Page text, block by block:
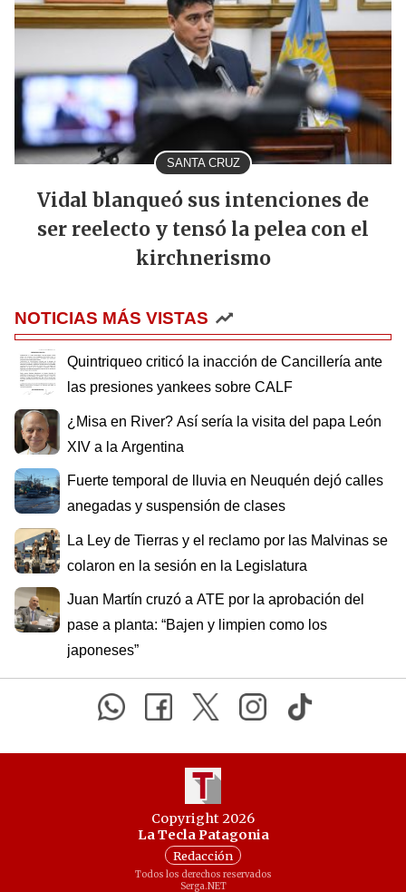
SANTA CRUZ
Vidal blanqueó sus intenciones de
ser reelecto y tensó la pelea con el
kirchnerismo
NOTICIAS MÁS VISTAS
Quintriqueo criticó la inacción de Cancillería ante
las presiones yankees sobre CALF
¿Misa en River? Así sería la visita del papa León
XIV a la Argentina
Fuerte temporal de lluvia en Neuquén dejó calles
anegadas y suspensión de clases
La Ley de Tierras y el reclamo por las Malvinas se
colaron en la sesión en la Legislatura
Juan Martín cruzó a ATE por la aprobación del
pase a planta: “Bajen y limpien como los
japoneses”
Copyright 2026
La Tecla Patagonia
Redacción
Todos los derechos reservados
Serga.NET